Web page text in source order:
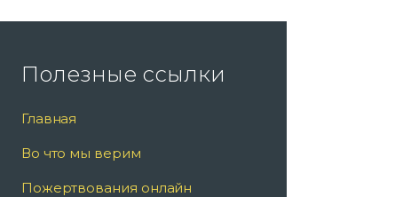
Полезные ссылки
Главная
Во что мы верим
Пожертвования онлайн